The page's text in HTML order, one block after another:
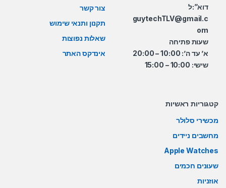
דוא”:ל
guytechTLV@gmail.c
om
שעות פתיחה
א’ עד ה’: 10:00 – 20:00
שישי: 10:00 – 15:00
צור קשר
תקנון ותנאי שימוש
שאלות נפוצות
אינדקס האתר
קטגוריות ראשיות
מכשירי סלולר
מחשבים ניידים
Apple Watches
שעונים חכמים
אוזניות